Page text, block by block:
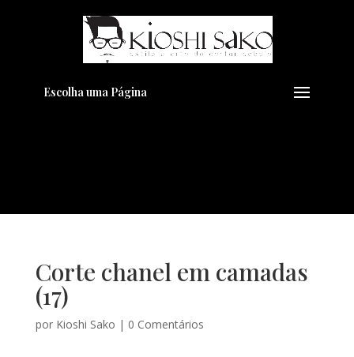
Escolha uma Página
Corte chanel em camadas
(17)
por Kioshi Sako | 0 Comentários
Pensando em transformar seu
Visual??